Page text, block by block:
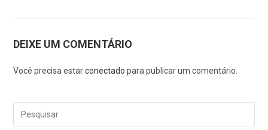
DEIXE UM COMENTÁRIO
Você precisa estarconectado para publicar um comentário.